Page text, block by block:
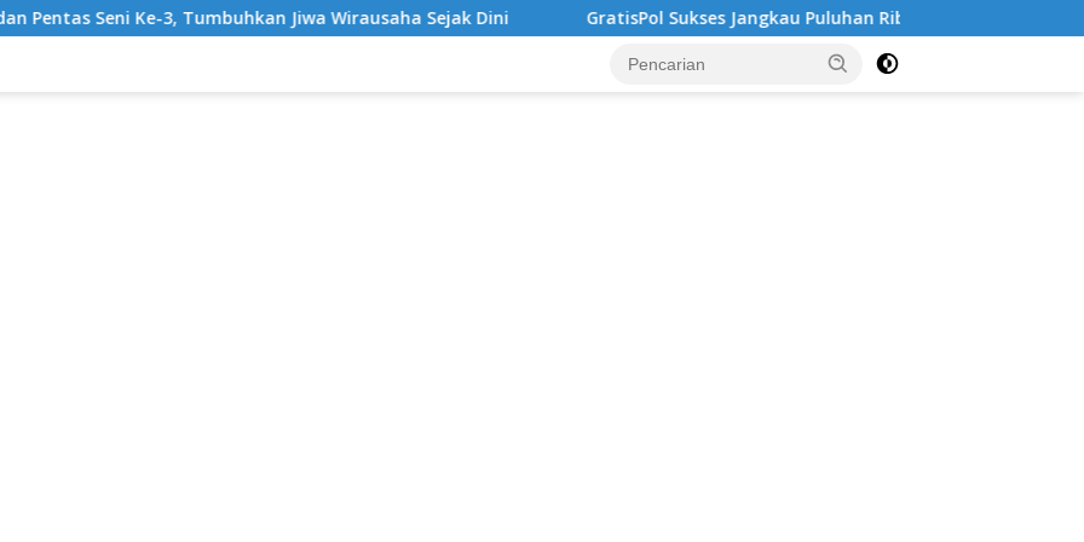
Jiwa Wirausaha Sejak Dini GratisPol Sukses Jangkau Puluhan Ribu Mahasiswa, Kampus Diminta Lebih